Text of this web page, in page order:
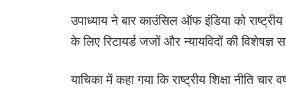
उपाध्याय ने बार काउंसिल ऑफ इंडिया को
के लिए रिटायर्ड जजों और न्यायविदों की विशेषज्ञ
याचिका में कहा गया कि राष्ट्रीय शिक्षा नीति